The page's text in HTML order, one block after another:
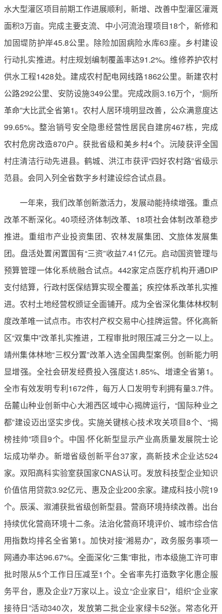
水大型灌区项目前期工作进展顺利，新增、改善中型灌区灌溉
面积3万亩。完成主要支流、中小河流治理项目18个，新修和
加固堤防护岸45.8公里。除险加固病险水库63座。乡村建设
行动扎实推进。村庄规划编制覆盖率达91.2%。维修养护农村
供水工程1428处。建成农村配电网线路1862公里。新建农村
公路292公里、安防设施349公里。完成改厕3.16万个，“厕所
革命”大比武全省第1。农村人居环境明显改善，公众满意度达
99.65%。整治销号安全隐患经营性居民自建房467栋，完成
农村危房改造870户。获批省级和美乡村4个。沅陵获评全国
村庄清洁行动先进县。鹤城、洪江市获评“四好农村路”省级示
范县。会同入列全省数字乡村建设综合试点县。
一年来，我们改革创新激活力，发展动能持续增强。重点
改革不断深化。40项经济体制改革、18项社会体制改革稳步
推进。重组市产业投资集团、农林发展集团、文旅体发展集
团。盘活处置闲置国有“三资”收益7.41亿元。启动国资管理与
预算管理一体化系统融合试点。442家定点医疗机构开通DIP
支付结算，行政村医保结算实现全覆盖；疾控体系改革扎实推
进。农村土地经营权颁证全面铺开。成为全省深化集体林权制
度改革唯一试点市。市农村产权交易中心挂牌运营。怀化高新
区“双集中”改革扎实推进，工程审批时限压减三分之一以上。
靖州集体林地“三权分置”改革入选全国典型案例。创新能力明
显增强。全社会研发经费投入强度达1.85%、增速全省第1。
全市有效发明专利1672件，每万人口发明专利拥有量3.7件。
岳麓山种业创新中心大湘西区域中心揭牌运行，“国际种业之
都”建设迈出坚实步伐。实施关键核心技术攻关项目8个、“揭
榜挂帅”项目9个。中国·怀化新型显示产业高质量发展院士论
坛成功举办。新增省级创新平台37家，高新技术企业达524
家。双阳高科实验室获国家CNAS认可。发放科技型企业知识
价值信用贷款3.92亿元、惠及企业200余家。建成科技小院19
个。辰溪、溆浦获批省级创新型县。营商环境持续改善。出台
持续优化营商环境十二条。法治化营商环境评价、城市综合信
用指数均排名全省第1。加快对接“湘易办”，政务服务事项一
网通办率达96.67%。全面深化“三集”审批，市本级施工许可审
批时限从5个工作日压减至1个。全省率先打造数字化惠企服
务平台，惠及企业7万家以上。设立“企业家日”，组织“企业家
接待日”活动340次，发放第二批企业家绿卡52张。常态化开